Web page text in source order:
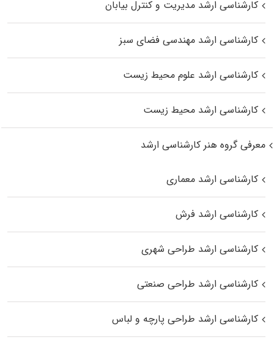
کارشناسی ارشد مدیریت و کنترل بیابان
کارشناسی ارشد مهندسی فضای سبز
کارشناسی ارشد علوم محیط‌ زیست
کارشناسی ارشد محیط زیست
معرفی گروه هنر کارشناسی ارشد
کارشناسی ارشد معماری
کارشناسی ارشد فرش
کارشناسی ارشد طراحی شهری
کارشناسی ارشد طراحی صنعتی
کارشناسی ارشد طراحی پارچه و لباس